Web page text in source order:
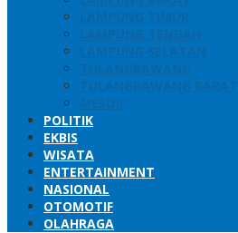
LAMPUNG TIMUR
LAMPUNG TENGAH
LAMPUNG SELATAN
TULANGBAWANG
TULANGBAWANG BARAT
MESUJI
POLITIK
EKBIS
WISATA
ENTERTAINMENT
NASIONAL
OTOMOTIF
OLAHRAGA